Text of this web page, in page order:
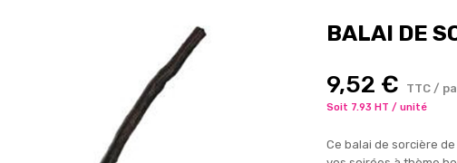
BALAI DE
9,52 € TTC /
Soit 7.93 HT / unité
Ce balai de sorcière